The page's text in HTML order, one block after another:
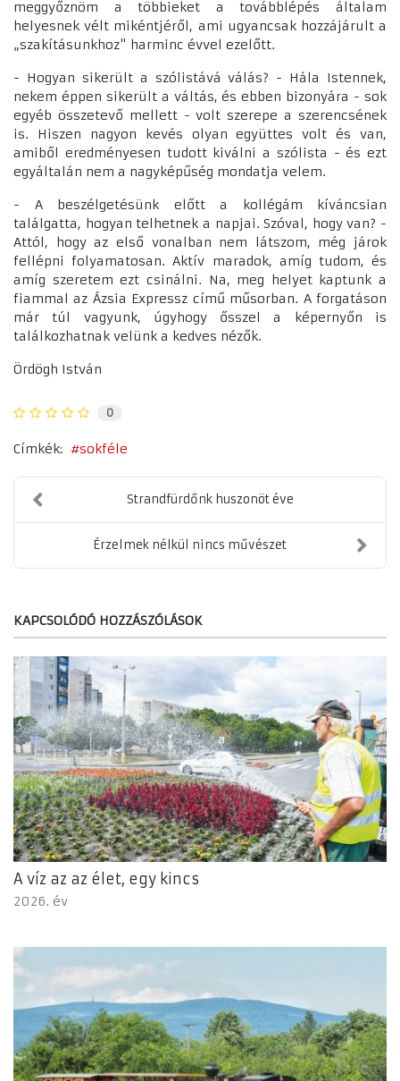
meggyőznöm a többieket a továbblépés általam
helyesnek vélt mikéntjéről, ami ugyancsak hozzájárult a
„szakításunkhoz" harminc évvel ezelőtt.
- Hogyan sikerült a szólistává válás? - Hála Istennek,
nekem éppen sikerült a váltás, és ebben bizonyára - sok
egyéb összetevő mellett - volt szerepe a szerencsének
is. Hiszen nagyon kevés olyan együttes volt és van,
amiből eredményesen tudott kiválni a szólista - és ezt
egyáltalán nem a nagyképűség mondatja velem.
- A beszélgetésünk előtt a kollégám kíváncsian
találgatta, hogyan telhetnek a napjai. Szóval, hogy van? -
Attól, hogy az első vonalban nem látszom, még járok
fellépni folyamatosan. Aktív maradok, amíg tudom, és
amíg szeretem ezt csinálni. Na, meg helyet kaptunk a
fiammal az Ázsia Expressz című műsorban. A forgatáson
már túl vagyunk, úgyhogy ősszel a képernyőn is
találkozhatnak velünk a kedves nézők.
Ördögh István
0
Címkék: sokféle
Strandfürdőnk huszonöt éve
Érzelmek nélkül nincs művészet
KAPCSOLÓDÓ HOZZÁSZÓLÁSOK
A víz az az élet, egy kincs
2026. év